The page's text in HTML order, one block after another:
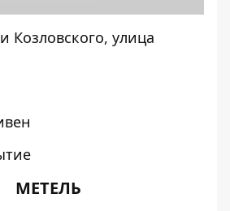
Козловского, улица
МЕТЕЛЬ